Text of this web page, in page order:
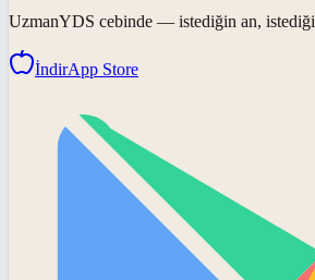
UzmanYDS cebinde — istediğin an,
İndirApp Store